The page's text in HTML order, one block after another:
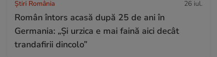
Știri România 26 iul.
Român întors acasă după 25 de ani în
Germania: „Și urzica e mai faină aici decât
trandafirii dincolo”